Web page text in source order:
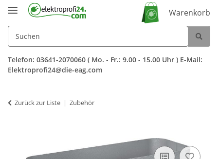
Warenkorb
Telefon: 03641-2070060 ( Mo. - Fr.: 9.00 - 15.00 Uhr ) E-Mail:
Elektroprofi24@die-eag.com
Zurück zur Liste Zubehör